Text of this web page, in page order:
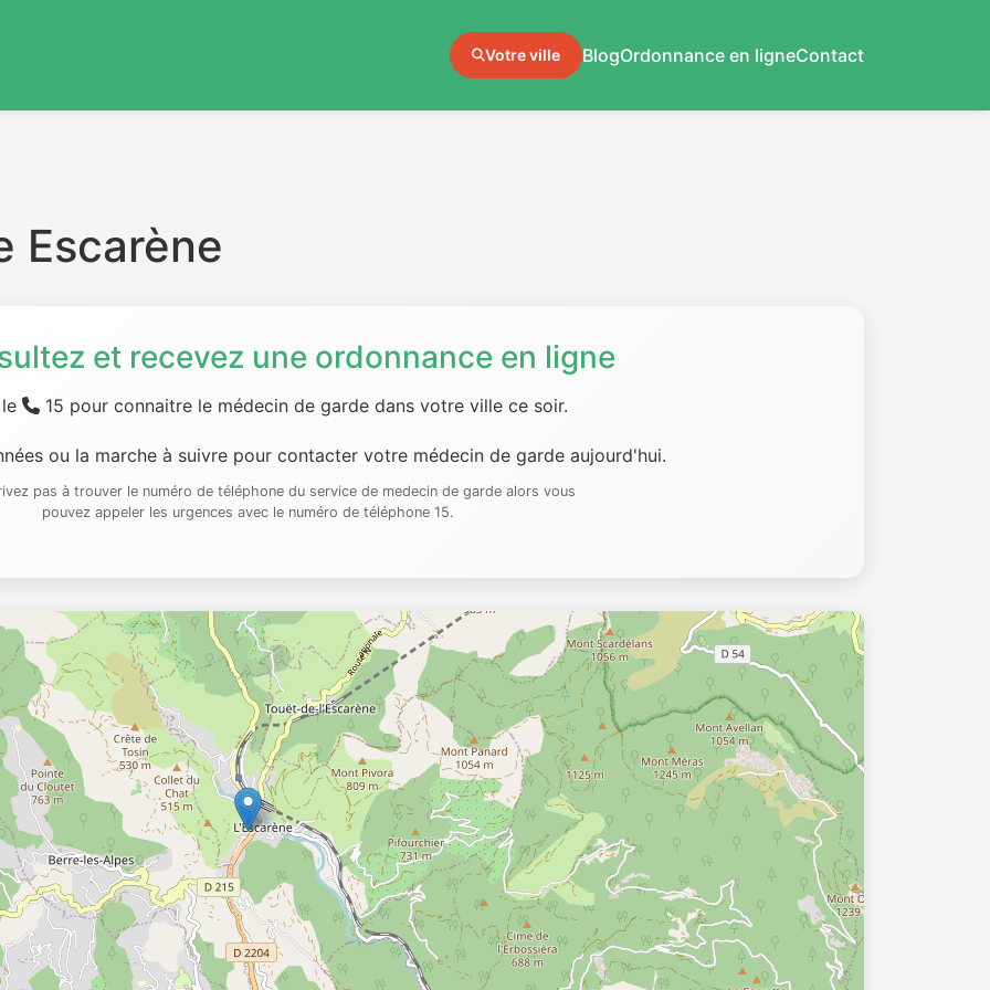
Votre ville BlogOrdonnance en ligneContact
Escarène
et recevez une ordonnance en ligne
15 pour connaitre le médecin de garde dans votre ville ce soir.
ou la marche à suivre pour contacter votre médecin de garde aujourd'hui.
pas à trouver le numéro de téléphone du service de medecin de garde alors vous
pouvez appeler les urgences avec le numéro de téléphone 15.